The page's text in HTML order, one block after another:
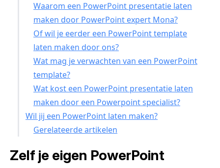
Waarom een PowerPoint presentatie laten
maken door PowerPoint expert Mona?
Of wil je eerder een PowerPoint template
laten maken door ons?
Wat mag je verwachten van een PowerPoint
template?
Wat kost een PowerPoint presentatie laten
maken door een Powerpoint specialist?
Wil jij een PowerPoint laten maken?
Gerelateerde artikelen
Zelf je eigen PowerPoint